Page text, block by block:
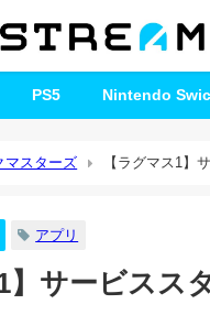
PS5 Nintendo
マスターズ 【ラグマス1】
アプリ
1】サービス